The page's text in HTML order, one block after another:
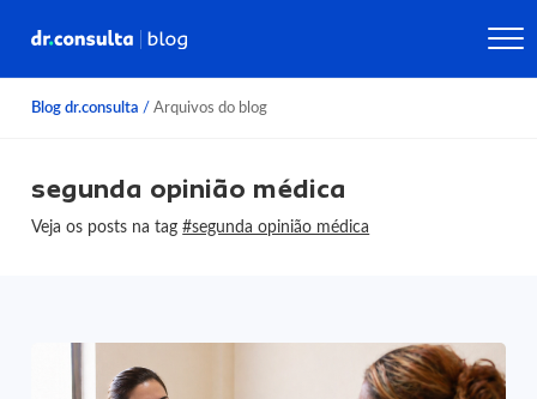
Blog dr.consulta / Arquivos do blog
segunda opinião médica
Veja os posts na tag#segunda opinião médica